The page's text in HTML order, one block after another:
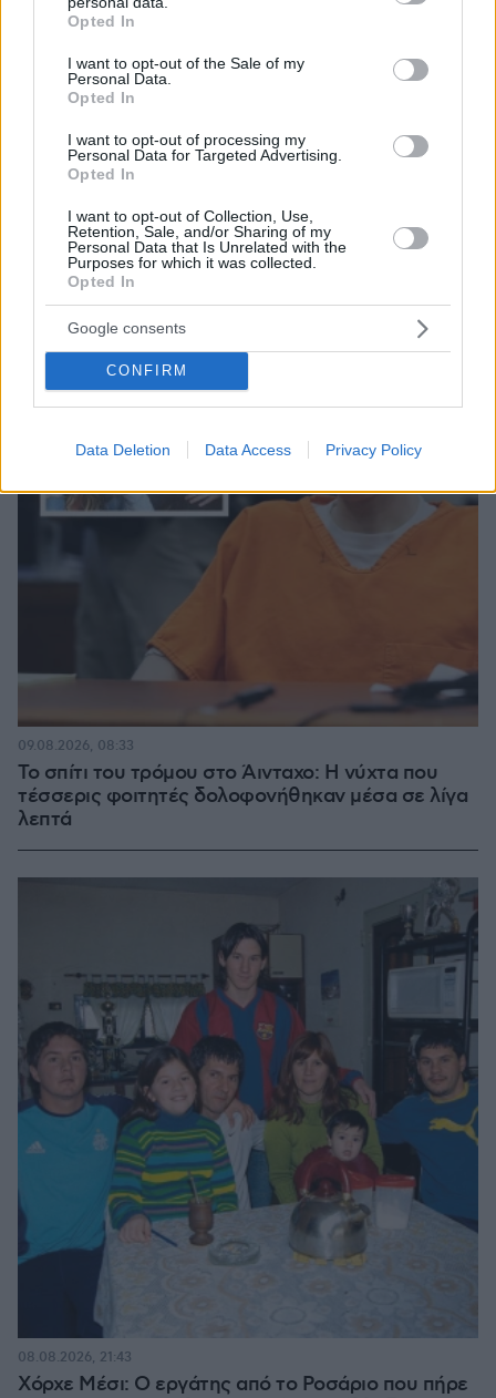
grant or deny consent to Google and its third-party tags to
use your data for below specified purposes in below Google
consent section.
Opted In
I want to opt-out of the Sale of my
Personal Data.
Opted In
I want to opt-out of processing my
Personal Data for Targeted Advertising.
Opted In
I want to opt-out of Collection, Use,
Retention, Sale, and/or Sharing of my
Personal Data that Is Unrelated with the
Purposes for which it was collected.
Opted In
Google consents
CONFIRM
Data Deletion Data Access Privacy Policy
Βουλιαγμένη, δείτε φωτογραφίες
πριν 24 λεπτά
ΔΕΙΤΕ ΟΛΕΣ ΤΙΣ ΕΙΔΗΣΕΙΣ
ΤΑ ΠΙΟ ΔΗΜΟΦΙΛΗ
Το σπίτι του τρόμου στο Άινταχο: Η νύχτα που
τέσσερις φοιτητές δολοφονήθηκαν μέσα σε λίγα
λεπτά
09.08.2026, 08:33
Χόρχε Μέσι: Ο εργάτης από το Ροσάριο που πήρε
08.08.2026, 21:43